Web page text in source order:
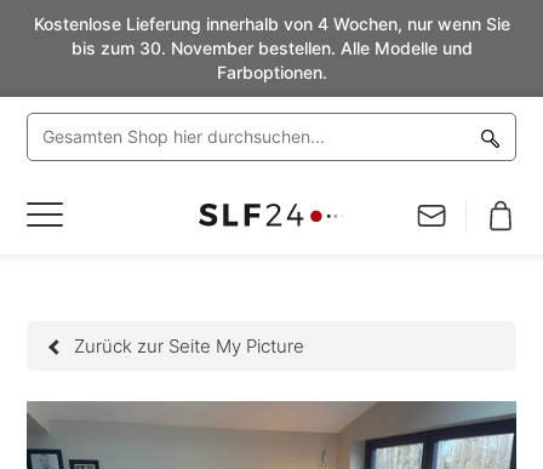
Kostenlose Lieferung innerhalb von 4 Wochen, nur wenn Sie
bis zum 30. November bestellen. Alle Modelle und
Farboptionen.
Navigation
Zurück zur Seite My Picture